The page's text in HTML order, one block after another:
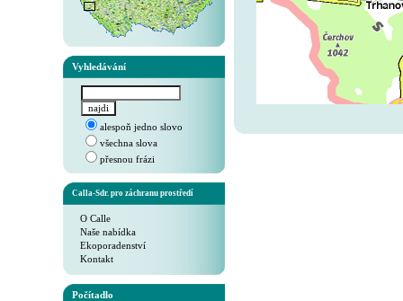
Vyhledávání
alespoň jedno slovo
všechna slova
přesnou frázi
Calla-Sdr. pro záchranu prostředí
O Calle
Naše nabídka
Ekoporadenství
Kontakt
Počítadlo